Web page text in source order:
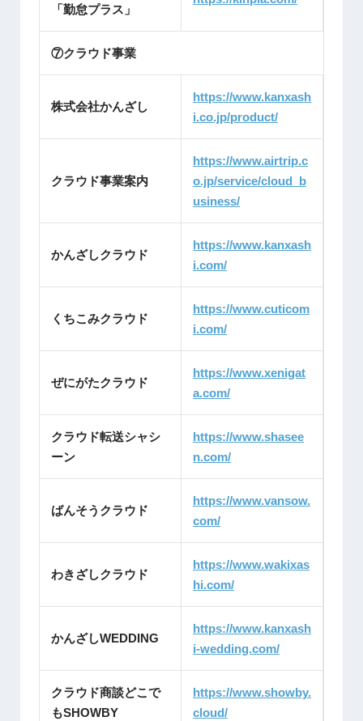
「勤怠プラス」
⑦クラウド事業
株式会社かんざし
https://www.kanxash
i.co.jp/product/
クラウド事業案内
https://www.airtrip.c
o.jp/service/cloud_b
usiness/
かんざしクラウド
https://www.kanxash
i.com/
くちこみクラウド
https://www.cuticom
i.com/
ぜにがたクラウド
https://www.xenigat
a.com/
クラウド転送シャシ
ーン
https://www.shasee
n.com/
ばんそうクラウド
https://www.vansow.
com/
わきざしクラウド
https://www.wakixas
hi.com/
かんざしWEDDING
https://www.kanxash
i-wedding.com/
クラウド商談どこで
もSHOWBY
https://www.showby.
cloud/